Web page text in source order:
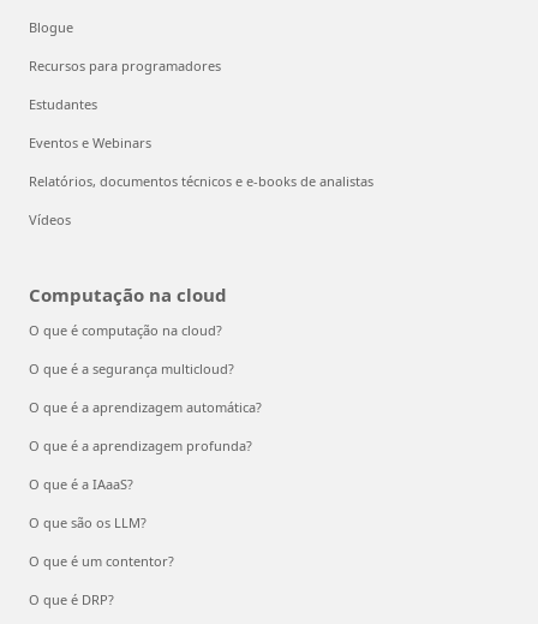
Blogue
Recursos para programadores
Estudantes
Eventos e Webinars
Relatórios, documentos técnicos e e-books de analistas
Vídeos
Computação na cloud
O que é computação na cloud?
O que é a segurança multicloud?
O que é a aprendizagem automática?
O que é a aprendizagem profunda?
O que é a IAaaS?
O que são os LLM?
O que é um contentor?
O que é DRP?